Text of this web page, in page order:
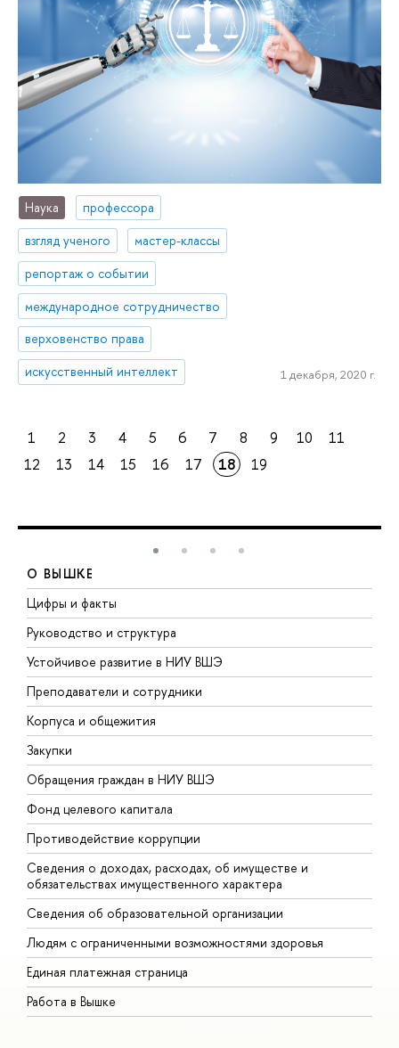
Наука
профессора
взгляд ученого
мастер-классы
репортаж о событии
международное сотрудничество
верховенство права
искусственный интеллект
1 декабря, 2020 г.
1 2 3 4 5 6 7 8 9 10
11
12
13 14 15 16 17 18 19
О ВЫШКЕ
Цифры и факты
Руководство и структура
Устойчивое развитие в НИУ ВШЭ
Преподаватели и сотрудники
Корпуса и общежития
Закупки
Обращения граждан в НИУ ВШЭ
Фонд целевого капитала
Противодействие коррупции
Сведения о доходах, расходах, об имуществе и
обязательствах имущественного характера
Сведения об образовательной организации
Людям с ограниченными возможностями здоровья
Единая платежная страница
Работа в Вышке